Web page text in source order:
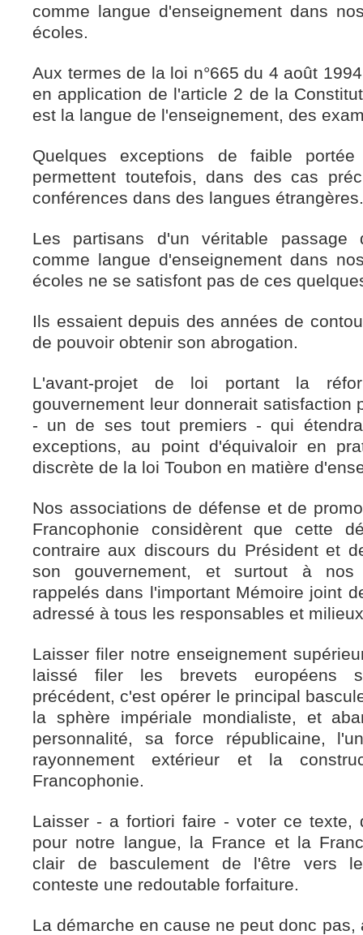
comme langue d'enseignement dans
écoles.
Aux termes de la loi n°665 du 4 août
en application de l'article 2 de la
est la langue de l'enseignement, des
Quelques exceptions de faible
permettent toutefois, dans des cas
conférences dans des langues étrangères.
Les partisans d'un véritable passage
comme langue d'enseignement dans
écoles ne se satisfont pas de ces
Ils essaient depuis des années de
de pouvoir obtenir son abrogation.
L'avant-projet de loi portant la
gouvernement leur donnerait satisfaction
- un de ses tout premiers - qui
exceptions, au point d'équivaloir en
discrète de la loi Toubon en matière
Nos associations de défense et de
Francophonie considèrent que cette
contraire aux discours du Président et
son gouvernement, et surtout à nos
rappelés dans l'important Mémoire joint
adressé à tous les responsables et
Laisser filer notre enseignement
laissé filer les brevets européens
précédent, c'est opérer le principal
la sphère impériale mondialiste, et
personnalité, sa force républicaine,
rayonnement extérieur et la
Francophonie.
Laisser - a fortiori faire - voter ce texte,
pour notre langue, la France et la
clair de basculement de l'être vers
conteste une redoutable forfaiture.
La démarche en cause ne peut donc